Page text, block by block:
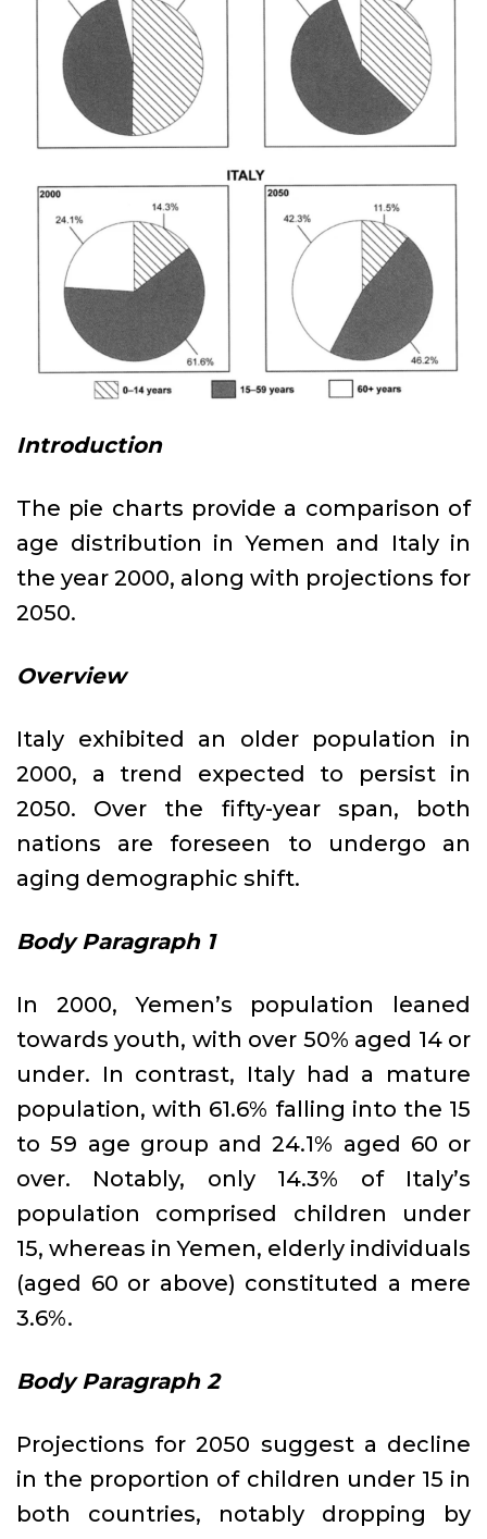
Introduction
The pie charts provide a comparison of
age distribution in Yemen and Italy in
the year 2000, along with projections for
2050.
Overview
Italy exhibited an older population in
2000, a trend expected to persist in
2050. Over the fifty-year span, both
nations are foreseen to undergo an
aging demographic shift.
Body Paragraph 1
In 2000, Yemen’s population leaned
towards youth, with over 50% aged 14 or
under. In contrast, Italy had a mature
population, with 61.6% falling into the 15
to 59 age group and 24.1% aged 60 or
over. Notably, only 14.3% of Italy’s
population comprised children under
15, whereas in Yemen, elderly individuals
(aged 60 or above) constituted a mere
3.6%.
Body Paragraph 2
Projections for 2050 suggest a decline
in the proportion of children under 15 in
both countries, notably dropping by